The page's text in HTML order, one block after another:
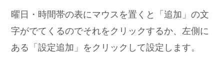
曜日・時間帯の表にマウスを置くと「追加」の文
字がでてくるのでそれをクリックするか、左側に
ある「設定追加」をクリックして設定します。